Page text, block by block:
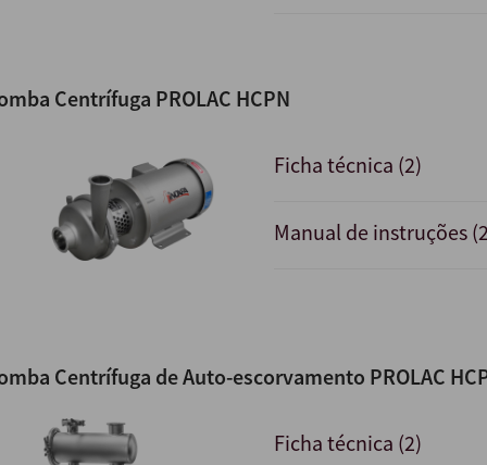
Centrífuga PROLAC HCPN
Ficha técnica (2)
Manual de instruções
Centrífuga de Auto-escorvamento PROLAC
Ficha técnica (2)